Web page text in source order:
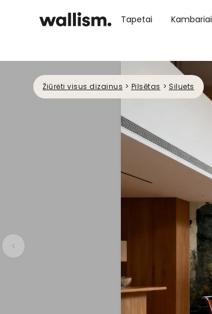
Tapetai Kambariai
Žiūrėti visus dizainus > Pilsētas > Siluets